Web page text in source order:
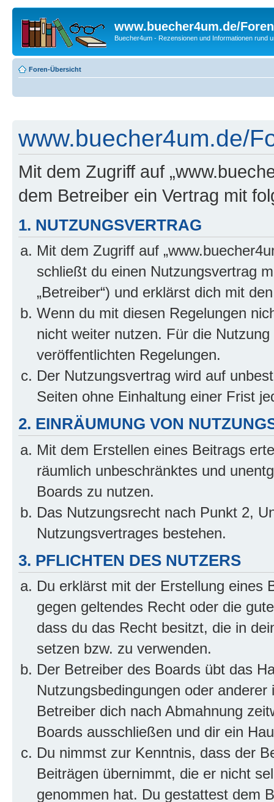
www.buecher4um.de/Foren
Buecher4um - Rezensionen und Informationen rund
Foren-Übersicht
www.buecher4um.de/
Mit dem Zugriff auf
dem Betreiber ein Vertrag mit
1. NUTZUNGSVERTRAG
Mit dem Zugriff auf
schließt du einen Nutzungsvertrag
„Betreiber“) und erklärst dich mit
Wenn du mit diesen Regelungen
nicht weiter nutzen. Für die
veröffentlichten Regelungen.
Der Nutzungsvertrag wird auf
Seiten ohne Einhaltung einer Frist
2. EINRÄUMUNG VON
Mit dem Erstellen eines Beitrags
räumlich unbeschränktes und
Boards zu nutzen.
Das Nutzungsrecht nach Punkt 2,
Nutzungsvertrages bestehen.
3. PFLICHTEN DES NUTZERS
Du erklärst mit der Erstellung eines
gegen geltendes Recht oder die
dass du das Recht besitzt, die in
setzen bzw. zu verwenden.
Der Betreiber des Boards übt das
Nutzungsbedingungen oder
Betreiber dich nach Abmahnung
Boards ausschließen und dir ein
Du nimmst zur Kenntnis, dass der
Beiträgen übernimmt, die er nicht
genommen hat. Du gestattest dem